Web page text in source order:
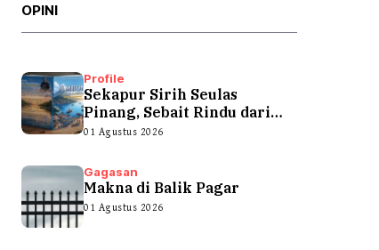
OPINI
Profile
Sekapur Sirih Seulas
Pinang, Sebait Rindu dari
Tepian Teluk
01 Agustus 2026
Gagasan
Makna di Balik Pagar
01 Agustus 2026